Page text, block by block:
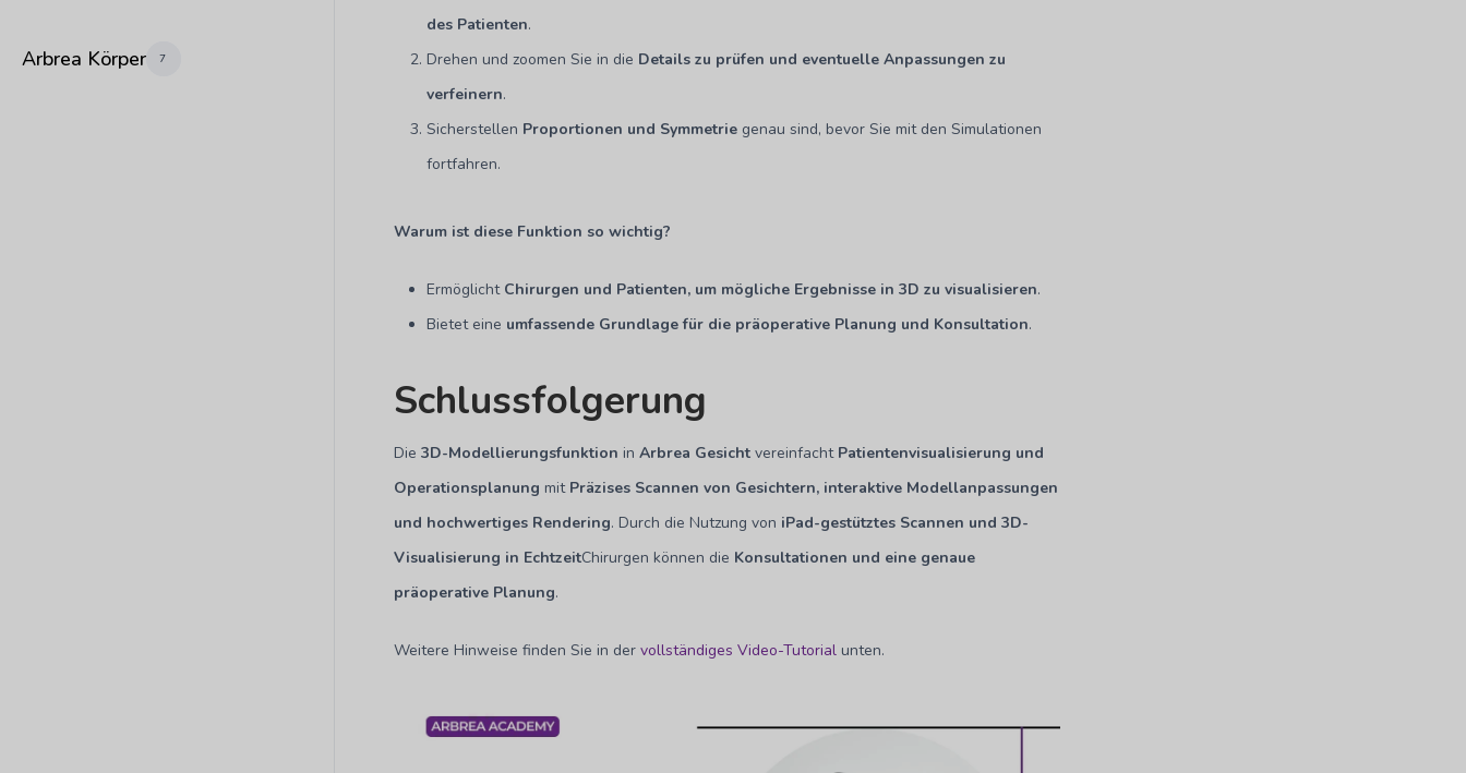
Arbrea Körper 7
des Patienten.
Drehen und zoomen Sie in die Details zu prüfen und eventuelle Anpassungen zu
verfeinern.
Sicherstellen Proportionen und Symmetrie genau sind, bevor Sie mit den Simulationen
fortfahren.
Warum ist diese Funktion so wichtig?
Ermöglicht Chirurgen und Patienten, um mögliche Ergebnisse in 3D zu visualisieren.
Bietet eine umfassende Grundlage für die präoperative Planung und Konsultation.
Schlussfolgerung
Die3D-Modellierungsfunktion inArbrea Gesicht vereinfacht Patientenvisualisierung und
Operationsplanung mit Präzises Scannen von Gesichtern, interaktive Modellanpassungen
und hochwertiges Rendering. Durch die Nutzung von iPad-gestütztes Scannen und 3D-
Visualisierung in EchtzeitChirurgen können die Konsultationen und eine genaue
präoperative Planung.
Weitere Hinweise finden Sie in dervollständiges Video-Tutorial unten.